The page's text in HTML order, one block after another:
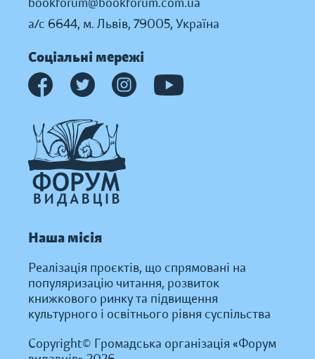
а/с 6644, м. Львів, 79005, Україна
Соціальні мережі
Наша місія
Реалізація проєктів, що спрямовані на
популяризацію читання, розвиток
книжкового ринку та підвищення
культурного і освітнього рівня суспільства
Copyright© Громадська організація «Форум